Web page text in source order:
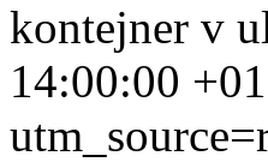
kontejner v
14:00:00